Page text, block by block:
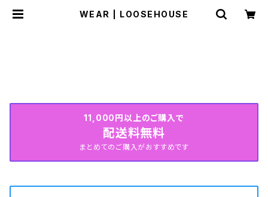
WEAR | LOOSEHOUSE
11,000円以上のご購入で
配送料無料
まとめてのご購入がおすすめです